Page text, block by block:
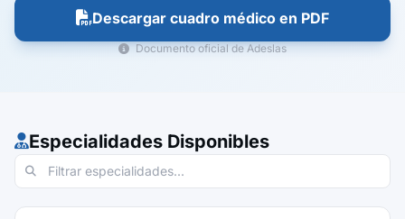
Descargar cuadro médico en PDF
Documento oficial de Adeslas
Especialidades Disponibles